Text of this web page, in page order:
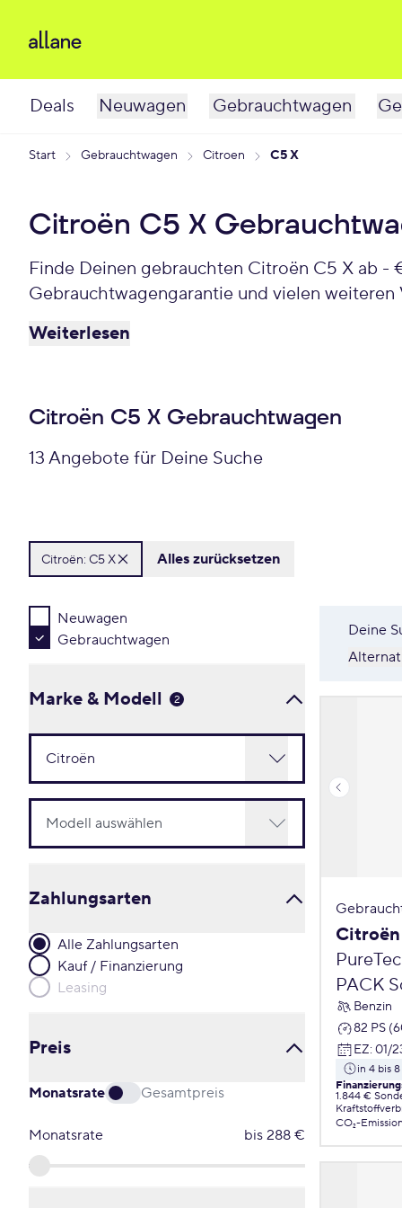
Deals Neuwagen Gebrauchtwagen
Start Gebrauchtwagen Citroen C5 X
Citroën C5 X
Finde Deinen gebrauchten Citroën C5 X ab -
Gebrauchtwagengarantie und vielen
Weiterlesen
Citroën C5 X Gebrauchtwagen
13 Angebote für Deine Suche
Citroën: C5 X Alles zurücksetzen
Neuwagen
Gebrauchtwagen
Marke & Modell 2
Zahlungsarten
Alle Zahlungsarten
Kauf / Finanzierung
Leasing
Preis
Monatsrate Gesamtpreis
Monatsrate bis 288 €
Deine
PACK
Benzin
82 PS
EZ: 01/
in 4 bis
1.844 €
CO₂-